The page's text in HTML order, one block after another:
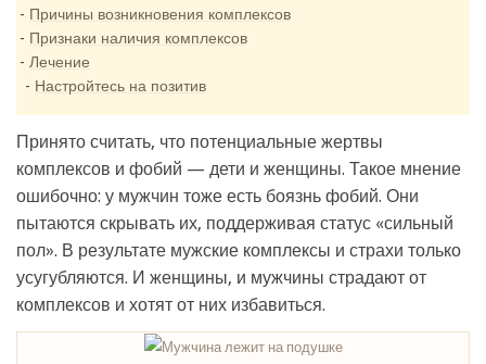
Причины возникновения комплексов
Признаки наличия комплексов
Лечение
Настройтесь на позитив
Принято считать, что потенциальные жертвы
комплексов и фобий — дети и женщины. Такое мнение
ошибочно: у мужчин тоже есть боязнь фобий. Они
пытаются скрывать их, поддерживая статус «сильный
пол». В результате мужские комплексы и страхи только
усугубляются. И женщины, и мужчины страдают от
комплексов и хотят от них избавиться.